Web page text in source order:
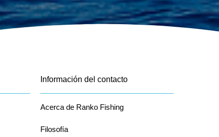
Información del contacto
Acerca de Ranko Fishing
Filosofía